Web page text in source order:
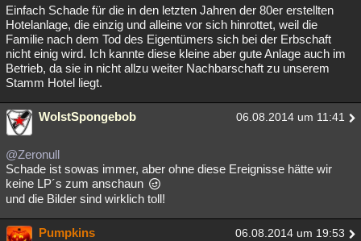
Einfach Schade für die in den letzten Jahren der 80er erstellten
Hotelanlage, die einzig und alleine vor sich hinrottet, weil die
Familie nach dem Tod des Eigentümers sich bei der Erbschaft
nicht einig wird. Ich kannte diese kleine aber gute Anlage auch im
Betrieb, da sie in nicht allzu weiter Nachbarschaft zu unserem
Stamm Hotel liegt.
WoIstSpongebob 06.08.2014 um 11:41
@Zeronull
Schade ist sowas immer, aber ohne diese Ereignisse hätte wir
keine LP´s zum anschaun
und die Bilder sind wirklich toll!
Pumpkins 06.08.2014 um 19:53